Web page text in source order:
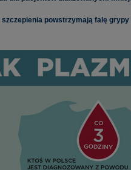
powstrzymają falę grypy